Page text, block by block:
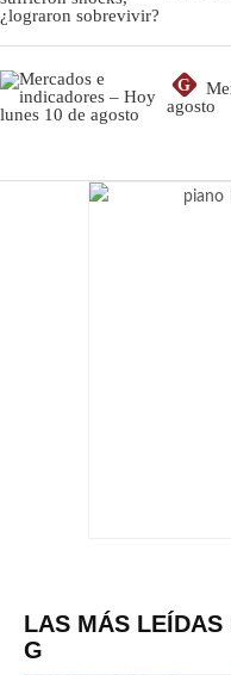
G
agosto
LAS MÁS LEÍDAS
G